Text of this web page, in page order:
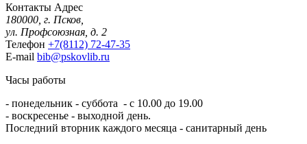
Контакты Адрес
180000, г. Псков,
ул. Профсоюзная, д. 2
Телефон +7(8112) 72-47-35
E-mail bib@pskovlib.ru
Часы работы
- понедельник - суббота - с 10.00 до 19.00
- воскресенье - выходной день.
Последний вторник каждого месяца - санитарный день